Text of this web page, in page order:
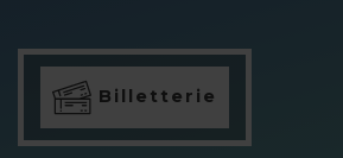
Billetterie